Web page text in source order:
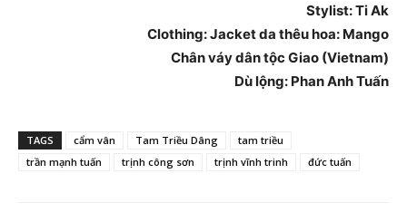
Stylist: Ti Ak
Clothing: Jacket da thêu hoa: Mango
Chân váy dân tộc Giao (Vietnam)
Dù lộng: Phan Anh Tuấn
TAGS cẩm vân Tam Triều Dâng
tam triều
trần mạnh tuấn
trịnh công sơn trịnh vĩnh trinh đức tuấn